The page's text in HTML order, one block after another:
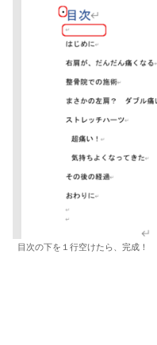
目次の下を１行空けたら、完成！